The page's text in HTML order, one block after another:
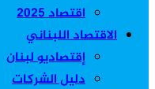
اقتصاد 2025
الاقتصاد اللبناني
إقتصاديو لبنان
دليل الشركات